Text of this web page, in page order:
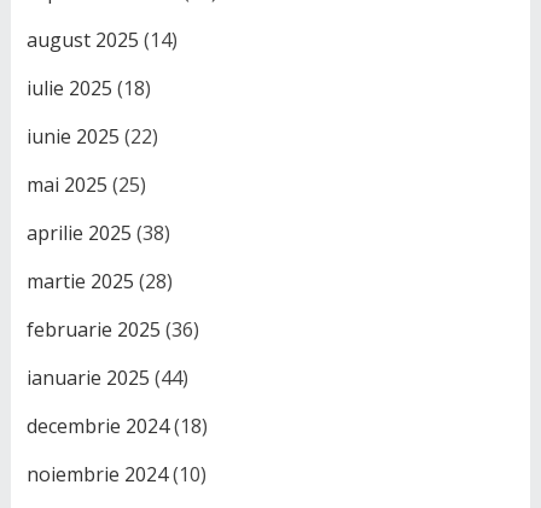
august 2025 (14)
iulie 2025 (18)
iunie 2025 (22)
mai 2025 (25)
aprilie 2025 (38)
martie 2025 (28)
februarie 2025 (36)
ianuarie 2025 (44)
decembrie 2024(18)
noiembrie 2024(10)